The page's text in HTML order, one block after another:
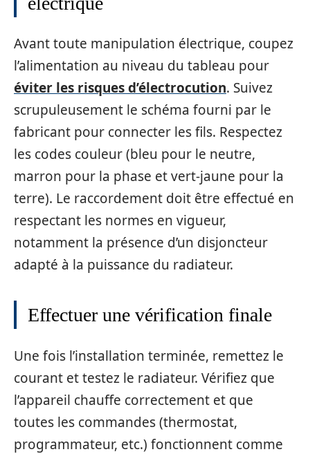
Avant toute manipulation électrique, coupez
l’alimentation au niveau du tableau pour
éviter les risques d’électrocution. Suivez
scrupuleusement le schéma fourni par le
fabricant pour connecter les fils. Respectez
les codes couleur (bleu pour le neutre,
marron pour la phase et vert-jaune pour la
terre). Le raccordement doit être effectué en
respectant les normes en vigueur,
notamment la présence d’un disjoncteur
adapté à la puissance du radiateur.
Effectuer une vérification finale
Une fois l’installation terminée, remettez le
courant et testez le radiateur. Vérifiez que
l’appareil chauffe correctement et que
toutes les commandes (thermostat,
programmateur, etc.) fonctionnent comme